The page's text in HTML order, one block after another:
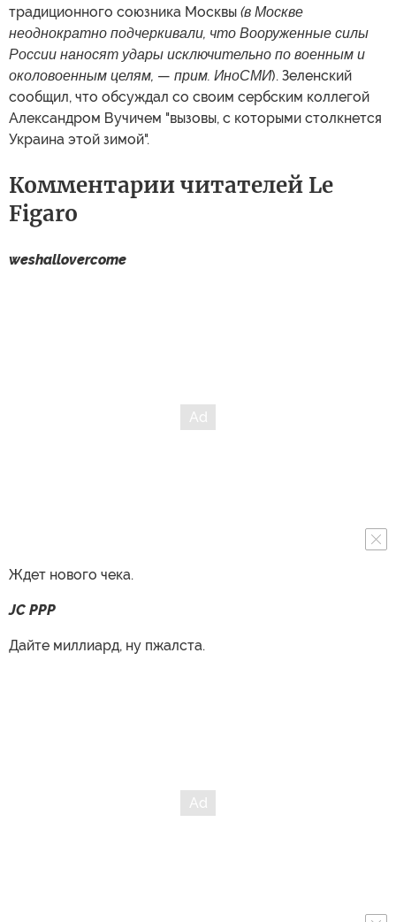
традиционного союзника Москвы (в Москве
неоднократно подчеркивали, что Вооруженные силы
России наносят удары исключительно по военным и
околовоенным целям, — прим. ИноСМИ). Зеленский
сообщил, что обсуждал со своим сербским коллегой
Александром Вучичем "вызовы, с которыми столкнется
Украина этой зимой".
Комментарии читателей Le
Figaro
weshallovercome
Ждет нового чека.
JC PPP
Дайте миллиард, ну пжалста.